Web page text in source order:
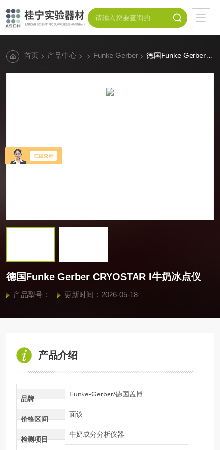
首页 产品中心 Funke Gerber 德国Funke Gerber CRYOSTAR I牛奶冰点仪
德国Funke Gerber CRYOSTAR I牛奶冰点仪
产品型号： 更新时间：2026-05-18
产品介绍
品牌
Funke-Gerber/德国盖博
价格区间
面议
检测项目
牛奶成分分析仪器